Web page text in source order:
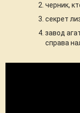
черник,
секрет
завод
справа